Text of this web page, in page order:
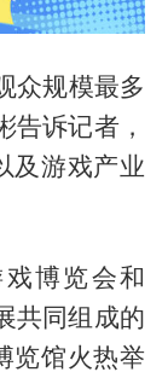
众规模最多
告诉记者，
及游戏产业
博览会和
共同组成的
览馆火热举